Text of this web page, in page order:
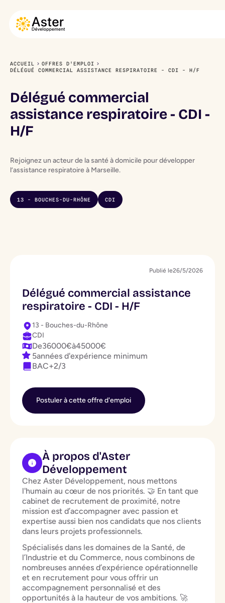
ACCUEIL
OFFRES D'EMPLOI
DÉLÉGUÉ COMMERCIAL ASSISTANCE RESPIRATOIRE - CDI - H/F
Délégué commercial
assistance respiratoire - CDI -
H/F
Rejoignez un acteur de la santé à domicile pour développer
l’assistance respiratoire à Marseille.
13 - BOUCHES-DU-RHÔNE CDI
À propos d'Aster
Développement
Chez Aster Développement, nous mettons
l'humain au cœur de nos priorités. 🤝 En tant que
cabinet de recrutement de proximité, notre
mission est d’accompagner avec passion et
expertise aussi bien nos candidats que nos clients
dans leurs projets professionnels.
Spécialisés dans les domaines de la Santé, de
l’Industrie et du Commerce, nous combinons de
nombreuses années d’expérience opérationnelle
et en recrutement pour vous offrir un
accompagnement personnalisé et des
opportunités à la hauteur de vos ambitions. 🚀
Publié le26/5/2026
Délégué commercial assistance
respiratoire - CDI - H/F
13 - Bouches-du-Rhône
CDI
De36000€à45000€
5années d'expérience minimum
BAC+2/3
Postuler à cette offre d'emploi